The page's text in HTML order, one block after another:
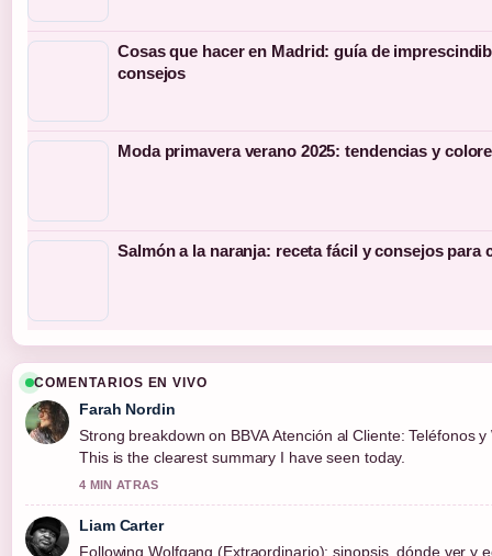
Cosas que hacer en Madrid: guía de
consejos
Moda primavera verano 2025: tendencias y
Salmón a la naranja: receta fácil y consejos para
COMENTARIOS EN VIVO
Farah Nordin
Strong breakdown on BBVA Atención al Cliente: Teléfonos y
This is the clearest summary I have seen today.
4 MIN ATRAS
Liam Carter
Following Wolfgang (Extraordinario): sinopsis, dónde ver y